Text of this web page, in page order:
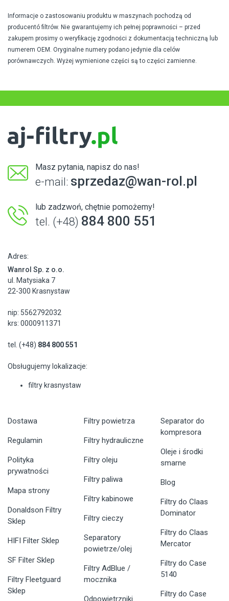
Informacje o zastosowaniu produktu w maszynach pochodzą od
producentó filtrów. Nie gwarantujemy ich pełnej poprawności – przed
zakupem prosimy o weryfikację zgodności z dokumentacją techniczną lub
numerem OEM. Oryginalne numery podano jedynie dla celów
porównawczych. Wyżej wymienione części są to części zamienne.
Masz pytania, napisz do nas!
e-mail: sprzedaz@wan-rol.pl
lub zadzwoń, chętnie pomożemy!
tel. (+48) 884 800 551
Adres:
Wanrol Sp. z o.o.
ul. Matysiaka 7
22-300 Krasnystaw
nip: 5562792032
krs: 0000911371
tel. (+48) 884 800 551
Obsługujemy lokalizacje:
filtry krasnystaw
Dostawa
Regulamin
Polityka
prywatności
Mapa strony
Donaldson Filtry
Sklep
HIFI Filter Sklep
SF Filter Sklep
Filtry Fleetguard
Sklep
Filtry powietrza
Filtry hydrauliczne
Filtry oleju
Filtry paliwa
Filtry kabinowe
Filtry cieczy
Separatory
powietrze/olej
Filtry AdBlue /
mocznika
Odpowietrzniki
Separator do
kompresora
Oleje i środki
smarne
Blog
Filtry do Claas
Dominator
Filtry do Claas
Mercator
Filtry do Case
5140
Filtry do Case